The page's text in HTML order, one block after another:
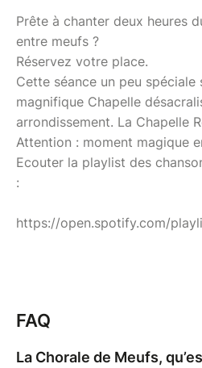
Prête à chanter deux heures
entre meufs ?
Réservez votre place.
Cette séance un peu spéciale
magnifique Chapelle
arrondissement. La Chapelle
Attention : moment magique
Ecouter la playlist des
:
https://open.spotify.com/
FAQ
La Chorale de Meufs,